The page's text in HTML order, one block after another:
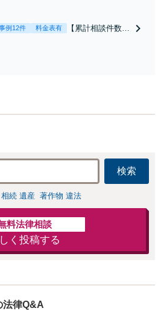
のトラブル・会社内のト
ラブルなど、事後の解決
例12件 料金表有
【累計相談件数20
様の話を丁寧にう
を正確に読み取り
ます。【東京都在
住以外の方も対
応】
検索
相続 遺産 著作物 違法
料法律相談
く投稿する
法律Q&A